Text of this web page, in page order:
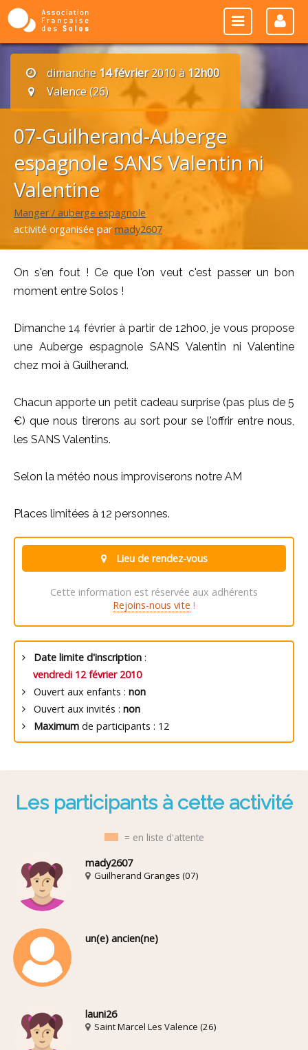
dimanche 14 février2010 à 12h00
Valence (26)
07-Guilherand-Auberge
espagnole SANS Valentin ni
Valentine
Manger / auberge espagnole
activité organisée parmady2607
On s'en fout ! Ce que l'on veut c'est passer un bon
moment entre Solos !
Dimanche 14 février à partir de 12h00, je vous propose
une Auberge espagnole SANS Valentin ni Valentine
chez moi à Guilherand.
Chacun apporte un petit cadeau surprise (pas plus de 5
€) que nous tirerons au sort pour se l'offrir entre nous,
les SANS Valentins.
Selon la météo nous improviserons notre AM
Places limitées à 12 personnes.
Lieu de rendez-vous
Cette information est réservée aux adhérents
Rejoins-nous vite !
Date limite d'inscription :
vendredi 12 février 2010
Ouvert aux enfants : non
Ouvert aux invités : non
Maximum de participants : 12
Les participants à cette activité
= en liste d'attente
mady2607
Guilherand Granges (07)
un(e) ancien(ne)
launi26
Saint Marcel Les Valence (26)